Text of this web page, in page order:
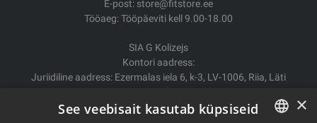
E-post: store@fitstore.ee
Tööaeg: Tööpäeviti kell 9.00-18.00
SIA G Kolizejs
Kontori aadress:
Juriidiline aadress: Ezermalas iela 6, k-3, LV-1006, Riia, Läti
Reg.nr. 44103017158 Mida ei. LV44103017158
A/S SEB Banka LV92UNLA0004007467819
×
See veebisait kasutab küpsiseid